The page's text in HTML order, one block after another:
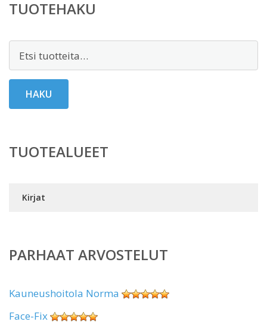
TUOTEHAKU
HAKU
TUOTEALUEET
Kirjat
PARHAAT ARVOSTELUT
Kauneushoitola Norma
Face-Fix